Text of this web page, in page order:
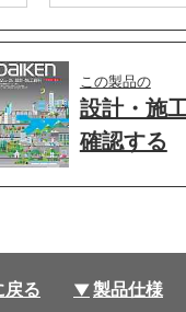
この製品の
設計・施
確認する
戻る 製品仕様